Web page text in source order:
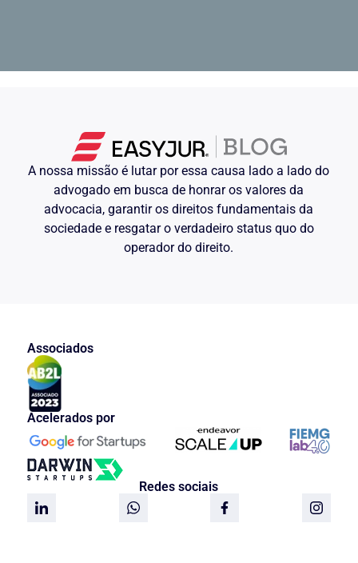
A nossa missão é lutar por essa causa lado a lado do
advogado em busca de honrar os valores da
advocacia, garantir os direitos fundamentais da
sociedade e resgatar o verdadeiro status quo do
operador do direito.
Associados
Acelerados por
Redes sociais